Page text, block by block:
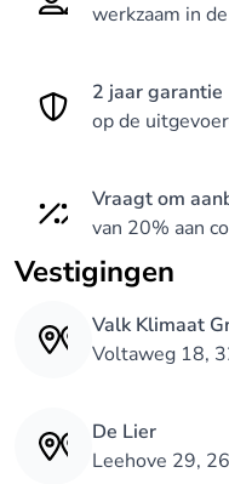
werkzaam in
2 jaar garantie
op de
Vraagt om
van 20% aan
Vestigingen
Valk Klimaat
Voltaweg 18,
De Lier
Leehove 29,